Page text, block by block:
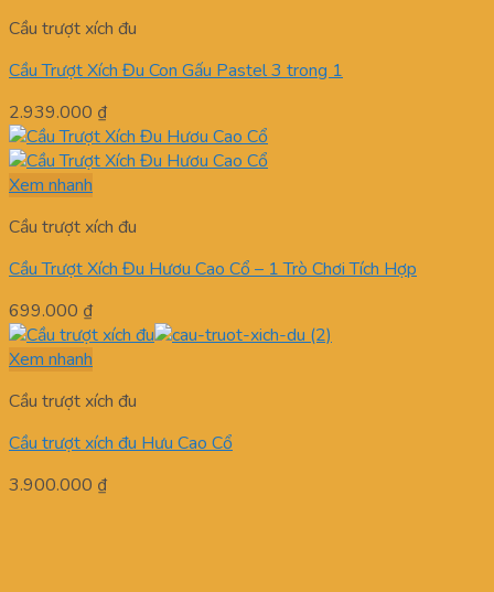
Cầu trượt xích đu
Cầu Trượt Xích Đu Con Gấu Pastel 3 trong 1
2.939.000 ₫
Xem nhanh
Cầu trượt xích đu
Cầu Trượt Xích Đu Hươu Cao Cổ – 1 Trò Chơi Tích Hợp
699.000 ₫
Xem nhanh
Cầu trượt xích đu
Cầu trượt xích đu Hưu Cao Cổ
3.900.000 ₫